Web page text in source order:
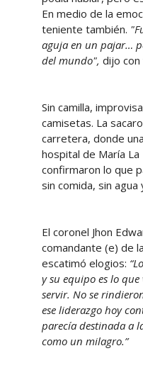
En medio de la
teniente también.
aguja en un pajar…
del mundo", dijo
Sin camilla,
camisetas. La
carretera, donde
hospital de María
confirmaron lo que
sin comida, sin
El coronel Jhon
comandante (e) de
escatimó elogios:
y su equipo es lo
servir. No se
ese liderazgo hoy
parecía destinada a
como un milagro.”